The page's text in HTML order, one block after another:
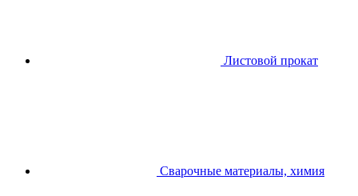
Листовой прокат
Сварочные материалы, химия